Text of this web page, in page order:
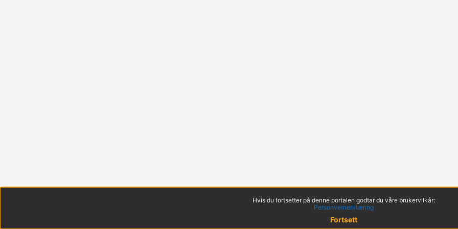
Hvis du fortsetter på denne portalen godtar du våre brukervilkår:
Personvernerklæring
Fortsett